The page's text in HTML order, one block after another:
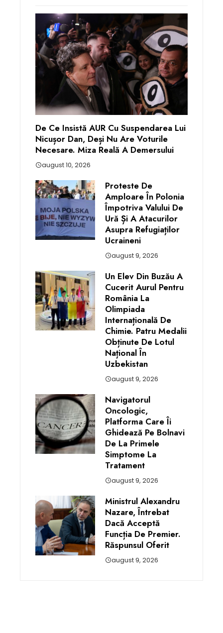
De Ce Insistă AUR Cu Suspendarea Lui
Nicușor Dan, Deși Nu Are Voturile
Necesare. Miza Reală A Demersului
august 10, 2026
Proteste De
Amploare În Polonia
Împotriva Valului De
Ură Și A Atacurilor
Asupra Refugiaților
Ucraineni
august 9, 2026
Un Elev Din Buzău A
Cucerit Aurul Pentru
România La
Olimpiada
Internațională De
Chimie. Patru Medalii
Obținute De Lotul
Național În
Uzbekistan
august 9, 2026
Navigatorul
Oncologic,
Platforma Care Îi
Ghidează Pe Bolnavi
De La Primele
Simptome La
Tratament
august 9, 2026
Ministrul Alexandru
Nazare, Întrebat
Dacă Acceptă
Funcția De Premier.
Răspunsul Oferit
august 9, 2026